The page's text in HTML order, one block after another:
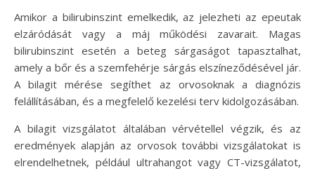
Amikor a bilirubinszint emelkedik, az jelezheti az epeutak
elzáródását vagy a máj működési zavarait. Magas
bilirubinszint esetén a beteg sárgaságot tapasztalhat,
amely a bőr és a szemfehérje sárgás elszíneződésével jár.
A bilagit mérése segíthet az orvosoknak a diagnózis
felállításában, és a megfelelő kezelési terv kidolgozásában.
A bilagit vizsgálatot általában vérvétellel végzik, és az
eredmények alapján az orvosok további vizsgálatokat is
elrendelhetnek, például ultrahangot vagy CT-vizsgálatot,